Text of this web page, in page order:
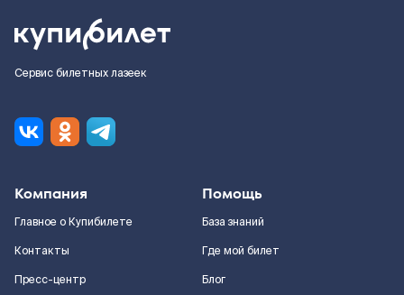
Сервис билетных лазеек
Компания
Главное о Купибилете
Контакты
Пресс-центр
Помощь
База знаний
Где мой билет
Блог